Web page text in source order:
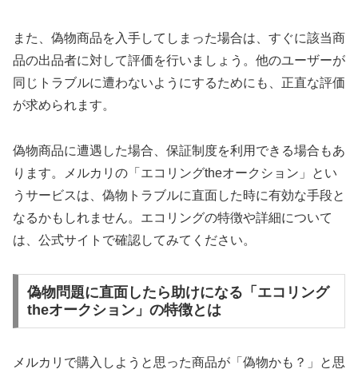
また、偽物商品を入手してしまった場合は、すぐに該当商
品の出品者に対して評価を行いましょう。他のユーザーが
同じトラブルに遭わないようにするためにも、正直な評価
が求められます。
偽物商品に遭遇した場合、保証制度を利用できる場合もあ
ります。メルカリの「エコリングtheオークション」とい
うサービスは、偽物トラブルに直面した時に有効な手段と
なるかもしれません。エコリングの特徴や詳細について
は、公式サイトで確認してみてください。
偽物問題に直面したら助けになる「エコリング
theオークション」の特徴とは
メルカリで購入しようと思った商品が「偽物かも？」と思